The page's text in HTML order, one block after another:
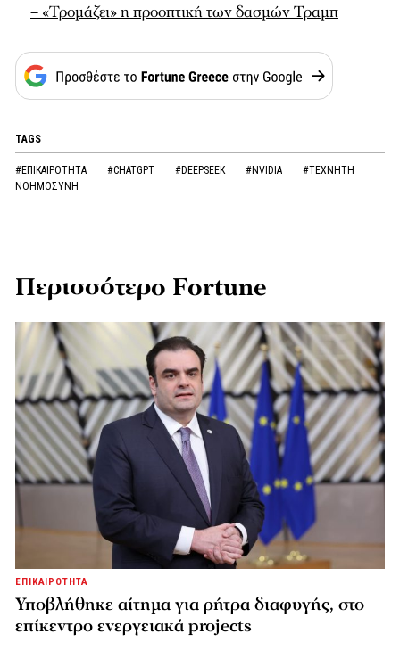
– «Τρομάζει» η προοπτική των δασμών Τραμπ
TAGS
#ΕΠΙΚΑΙΡΟΤΗΤΑ #CHATGPT #DEEPSEEK #NVIDIA
#ΤΕΧΝΗΤΗ
ΝΟΗΜΟΣΥΝΗ
Περισσότερο Fortune
ΕΠΙΚΑΙΡΟΤΗΤΑ
Υποβλήθηκε αίτημα για ρήτρα διαφυγής, στο
επίκεντρο ενεργειακά projects